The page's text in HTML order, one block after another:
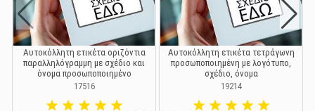
Αυτοκόλλητη ετικέτα οριζόντια
παραλληλόγραμμη με σχέδιο και
όνομα προσωποποιημένο
17516
Αυτοκόλλητη ετικέτα τετράγωνη
προσωποποιημένη με λογότυπο,
σχέδιο, όνομα
19214